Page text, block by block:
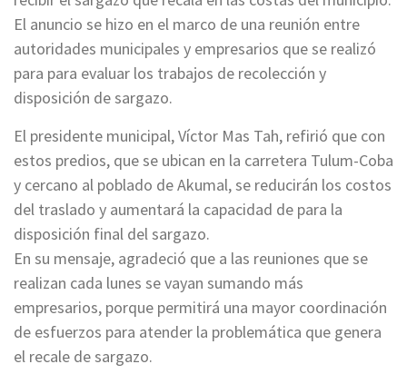
El anuncio se hizo en el marco de una reunión entre
autoridades municipales y empresarios que se realizó
para para evaluar los trabajos de recolección y
disposición de sargazo.
El presidente municipal, Víctor Mas Tah, refirió que con
estos predios, que se ubican en la carretera Tulum-Coba
y cercano al poblado de Akumal, se reducirán los costos
del traslado y aumentará la capacidad de para la
disposición final del sargazo.
En su mensaje, agradeció que a las reuniones que se
realizan cada lunes se vayan sumando más
empresarios, porque permitirá una mayor coordinación
de esfuerzos para atender la problemática que genera
el recale de sargazo.